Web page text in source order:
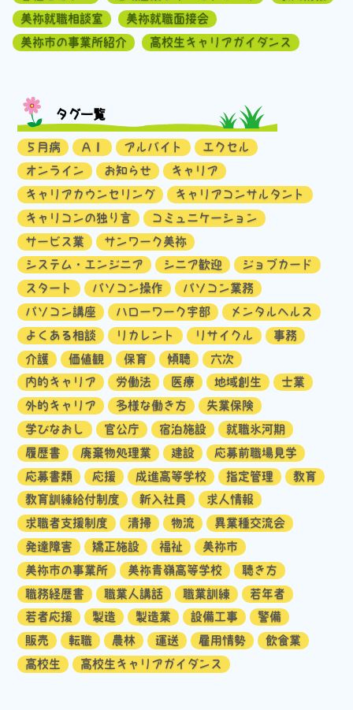
美祢就職相談室
美祢就職面接会
美祢市の事業所紹介
高校生キャリアガイダンス
タグ一覧
５月病 ＡＩ アルバイト
エクセル
オンライン
お知らせ
キャリア
キャリアカウンセリング
キャリアコンサルタント
キャリコンの独り言
コミュニケーション
サービス業
サンワーク美祢
システム・エンジニア
シニア歓迎
ジョブカード
スタート
パソコン操作
パソコン業務
パソコン講座
ハローワーク宇部
メンタルヘルス
よくある相談
リカレント リサイクル
事務
介護
価値観 保育 傾聴
六次
内的キャリア
労働法 医療 地域創生
士業
外的キャリア
多様な働き方
失業保険
学びなおし
官公庁 宿泊施設
就職氷河期
履歴書
廃棄物処理業 建設
応募前職場見学
応募書類
応援 成進高等学校 指定管理
教育
教育訓練給付制度
新入社員
求人情報
求職者支援制度
清掃 物流
異業種交流会
発達障害
矯正施設 福祉
美祢市
美祢市の事業所
美祢青嶺高等学校
聴き方
職務経歴書
職業人講話 職業訓練
若年者
若者応援
製造 製造業 設備工事
警備
販売
転職 農林 運送 雇用情勢
飲食業
高校生
高校生キャリアガイダンス